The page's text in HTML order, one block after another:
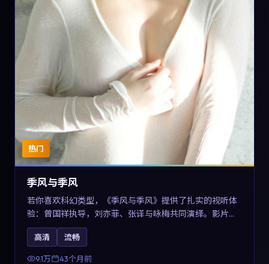
热门
季风与季风
若你喜欢科幻类型，《季风与季风》提供了扎实的视听体
验：曾国祥执导，刘亦菲、张译与咏梅共同演绎。影片
2023年于西班牙上映，内容在有限空间内完成高密度的戏
剧冲突，关键词包含高清流畅、人物关系与情节反转，适
合检索「2023科幻」「西班牙电影」的用户。
高清 流畅
9.1万 43个月前